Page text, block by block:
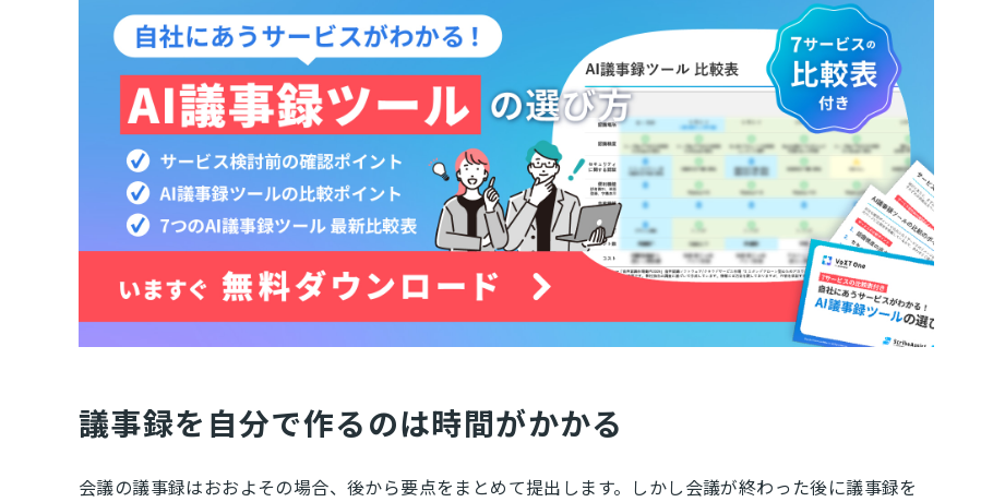
議事録を自分で作るのは時間がかかる
会議の議事録はおおよその場合、後から要点をまとめて提出します。しかし会議が終わった後に議事録を